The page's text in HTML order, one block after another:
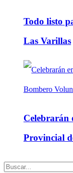
Todo listo
Las Varillas
Celebrarán
Provincial